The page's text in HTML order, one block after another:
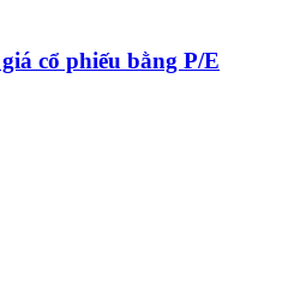
cổ phiếu bằng P/E